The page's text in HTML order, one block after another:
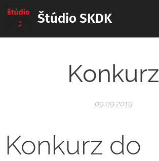
Štúdio SKDK
Konkurz
09.09.2019
Konkurz do